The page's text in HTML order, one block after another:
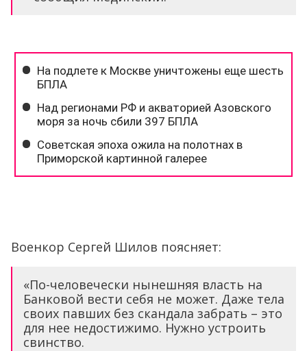
Военкор Сергей Шилов поясняет:
«По-человечески нынешняя власть на
Банковой вести себя не может. Даже тела
своих павших без скандала забрать – это
для нее недостижимо. Нужно устроить
свинство.